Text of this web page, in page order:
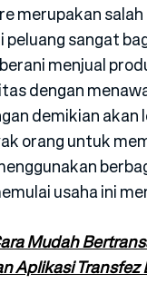
merupakan
peluang sangat
menjual
dengan
demikian akan
orang untuk
usaha ini
Mudah
Aplikasi Transfez